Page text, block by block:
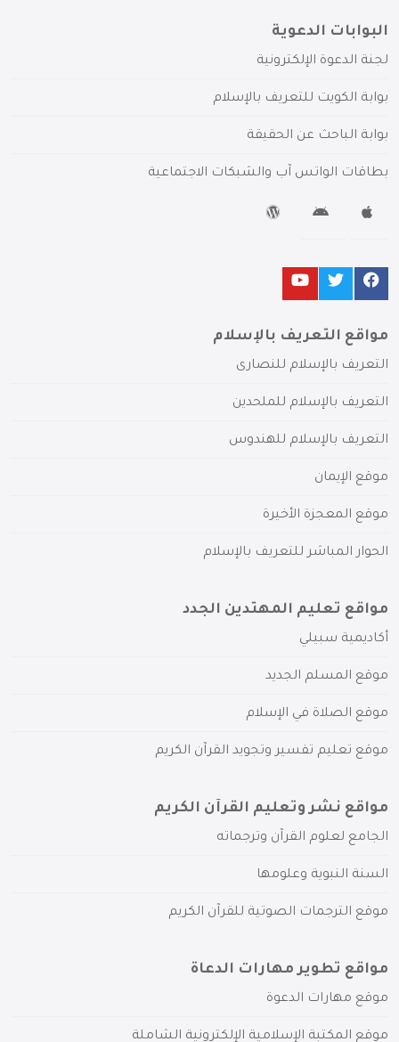
البوابات الدعوية
لجنة الدعوة الإلكترونية
بوابة الكويت للتعريف بالإسلام
بوابة الباحث عن الحقيقة
بطاقات الواتس آب والشبكات الاجتماعية
مواقع التعريف بالإسلام
التعريف بالإسلام للنصارى
التعريف بالإسلام للملحدين
التعريف بالإسلام للهندوس
موقع الإيمان
موقع المعجزة الأخيرة
الحوار المباشر للتعريف بالإسلام
مواقع تعليم المهتدين الجدد
أكاديمية سبيلي
موقع المسلم الجديد
موقع الصلاة في الإسلام
موقع تعليم تفسير وتجويد القرآن الكريم
مواقع نشر وتعليم القرآن الكريم
الجامع لعلوم القرآن وترجماته
السنة النبوية وعلومها
موقع الترجمات الصوتية للقرآن الكريم
مواقع تطوير مهارات الدعاة
موقع مهارات الدعوة
موقع المكتبة الإسلامية الإلكترونية الشاملة